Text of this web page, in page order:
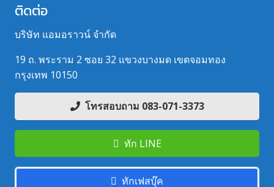
ติดต่อ
บริษัท แอมอราวน์ จำกัด
19 ถ. พระราม 2 ซอย 32 แขวงบางมด เขตจอมทอง
กรุงเทพ 10150
โทรสอบถาม 083-071-3373
ทัก LINE
ทักเฟสบุ๊ค